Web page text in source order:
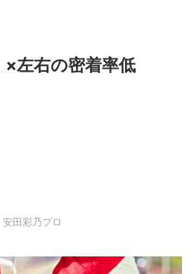
×左右の密着率低
安田彩乃プロ